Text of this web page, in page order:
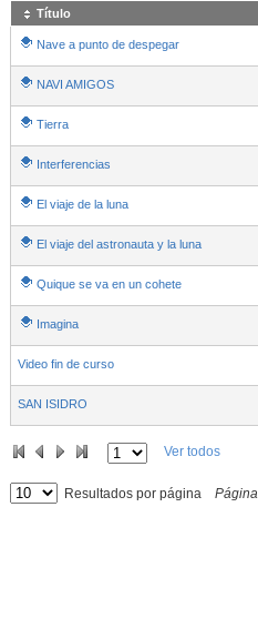
Título
Nave a punto de despegar
NAVI AMIGOS
Tierra
Interferencias
El viaje de la luna
El viaje del astronauta y la luna
Quique se va en un cohete
Imagina
Video fin de curso
SAN ISIDRO
Ver todos
Resultados por página Página